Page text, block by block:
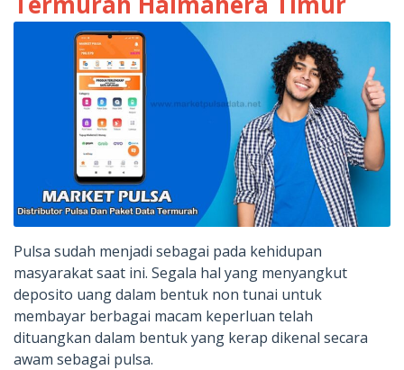
Pulsa sudah menjadi sebagai pada kehidupan
masyarakat saat ini. Segala hal yang menyangkut
deposito uang dalam bentuk non tunai untuk
membayar berbagai macam keperluan telah
dituangkan dalam bentuk yang kerap dikenal secara
awam sebagai pulsa.